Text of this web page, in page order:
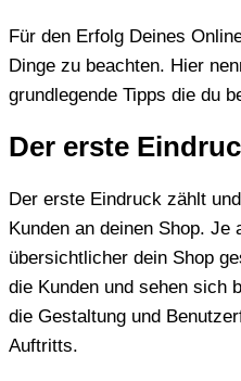
Für den Erfolg Deines
Dinge zu beachten. Hier
grundlegende Tipps die du
Der erste
Der erste Eindruck zählt
Kunden an deinen Shop. Je
übersichtlicher dein Shop
die Kunden und sehen sich
die Gestaltung und
Auftritts.